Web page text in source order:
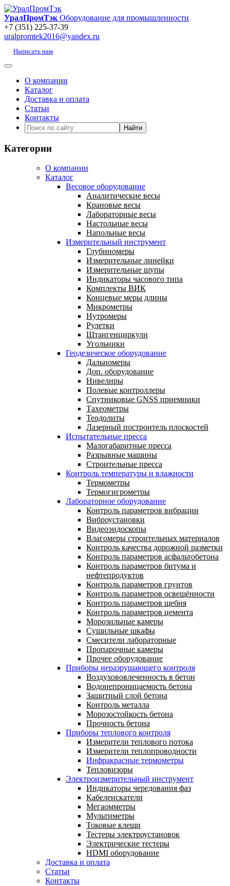
УралПромТэк Оборудование для промышленности
+7 (351) 225-37-39
uralpromtek2016@yandex.ru
Написать нам
О компании
Каталог
Доставка и оплата
Статьи
Контакты
Категории
О компании
Каталог
Весовое оборудование
Аналитические весы
Крановые весы
Лабораторные весы
Настольные весы
Напольные весы
Измерительный инструмент
Глубиномеры
Измерительные линейки
Измерительные щупы
Индикаторы часового типа
Комплекты ВИК
Концевые меры длины
Микрометры
Нутромеры
Рулетки
Штангенциркули
Угольники
Геодезическое оборудование
Дальномеры
Доп. оборудование
Нивелиры
Полевые контроллеры
Спутниковые GNSS приемники
Тахеометры
Теодолиты
Лазерный построитель плоскостей
Испытательные пресса
Малогабаритные пресса
Разрывные машины
Строительные пресса
Контроль температуры и влажности
Термометры
Термогигрометры
Лабораторное оборудование
Контроль параметров вибрации
Виброустановки
Видеоэндоскопы
Влагомеры строительных материалов
Контроль качества дорожной разметки
Контроль параметров асфальтобетона
Контроль параметров битума и
нефтепродуктов
Контроль параметров грунтов
Контроль параметров освещённости
Контроль параметров щебня
Контроль параметров цемента
Морозильные камеры
Сушильные шкафы
Смесители лабораторные
Пропарочные камеры
Прочее оборудование
Приборы неразрушающего контроля
Воздухововлеченность в бетон
Водонепроницаемость бетона
Защитный слой бетона
Контроль металла
Морозостойкость бетона
Прочность бетона
Приборы теплового контроля
Измерители теплового потока
Измерители теплопроводности
Инфракрасные термометры
Тепловизоры
Электроизмерительный инструмент
Индикаторы чередования фаз
Кабелеискатели
Мегаомметры
Мультиметры
Токовые клещи
Тестеры электроустановок
Электрические тестеры
HDMI оборудование
Доставка и оплата
Статьи
Контакты